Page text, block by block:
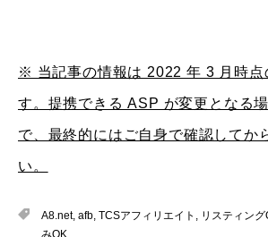
※ 当記事の情報は 2022 年 3 月時点
す。提携できる ASP が変更となる
で、最終的にはご自身で確認してか
い。
A8.net, afb TCSアフィリエイト リスティング
みOK